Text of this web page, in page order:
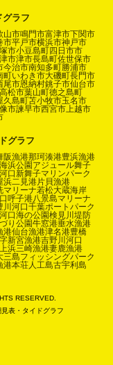
グラフ
山市鳴門市富津市下関市
市平戸市横浜市神戸市
市小豆島町四日市市
市津市長島町佐世保市
今治市南知多町勝浦市
町いわき市大磯町長門市
尾市恩納村銚子市仙台市
高松市葉山町徳之島町
久島町苫小牧市玉名市
市諫早市西宮市上越市
グラフ
阪漁港那珂湊港豊浜漁港
浜公園アジュール舞子
口 新舞子マリンパーク
浜二見港片貝漁港
マリーナ若松大蔵海岸
呼子港八景島マリーナ
川河口千葉ポートパーク
口海の公園検見川堤防
り公園牛窓港垂水漁港
港仙台漁港津名港豊橋
新宮漁港吉野川河口
浜三崎漁港妻鹿漁港
三島フィッシングパーク
港本荘人工島古宇利島
RESERVED.
見表・タイドグラフ